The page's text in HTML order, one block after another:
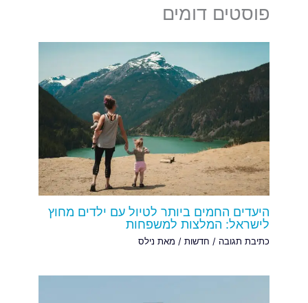
פוסטים דומים
היעדים החמים ביותר לטיול עם ילדים מחוץ
לישראל: המלצות למשפחות
כתיבת תגובה / חדשות / מאת נילס